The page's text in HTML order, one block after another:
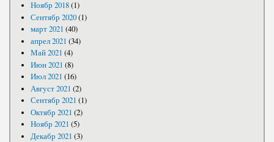
Ноябр 2018(1)
Сентябр 2020(1)
март 2021 (40)
апрел 2021 (34)
Май 2021 (4)
Июн 2021 (8)
Июл 2021 (16)
Август 2021 (2)
Сентябр 2021 (1)
Октябр 2021 (2)
Ноябр 2021 (5)
Декабр 2021 (3)